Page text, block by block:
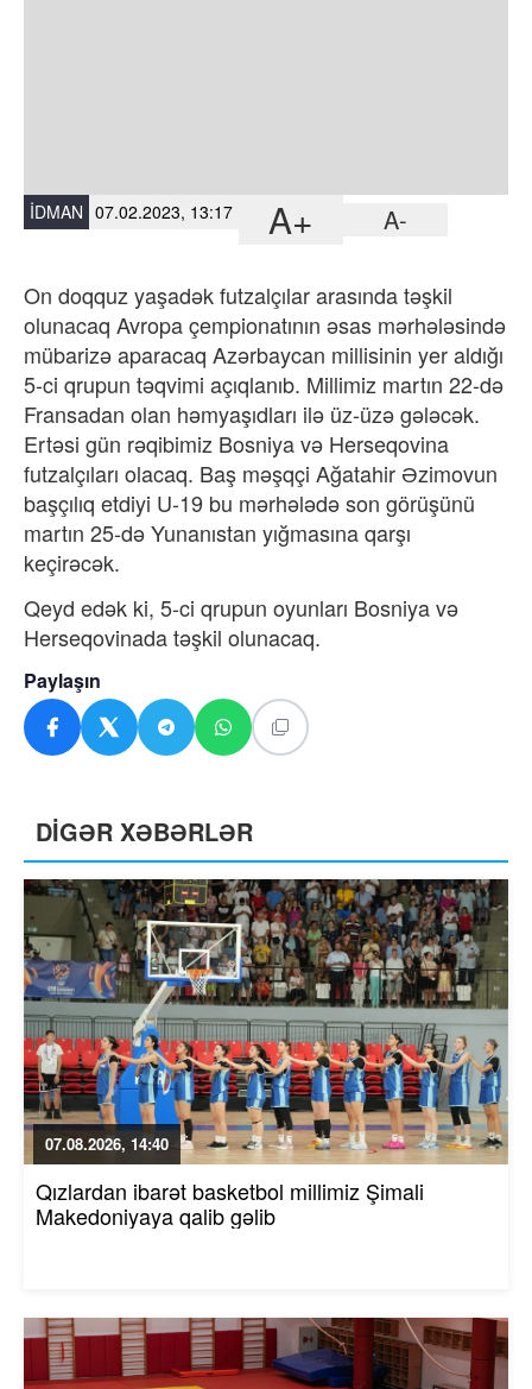
İDMAN 07.02.2023, 13:17 A+ A-
On doqquz yaşadək futzalçılar arasında təşkil
olunacaq Avropa çempionatının əsas mərhələsində
mübarizə aparacaq Azərbaycan millisinin yer aldığı
5-ci qrupun təqvimi açıqlanıb. Millimiz martın 22-də
Fransadan olan həmyaşıdları ilə üz-üzə gələcək.
Ertəsi gün rəqibimiz Bosniya və Herseqovina
futzalçıları olacaq. Baş məşqçi Ağatahir Əzimovun
başçılıq etdiyi U-19 bu mərhələdə son görüşünü
martın 25-də Yunanıstan yığmasına qarşı
keçirəcək.
Qeyd edək ki, 5-ci qrupun oyunları Bosniya və
Herseqovinada təşkil olunacaq.
Paylaşın
DİGƏR XƏBƏRLƏR
07.08.2026, 14:40
Qızlardan ibarət basketbol millimiz Şimali
Makedoniyaya qalib gəlib